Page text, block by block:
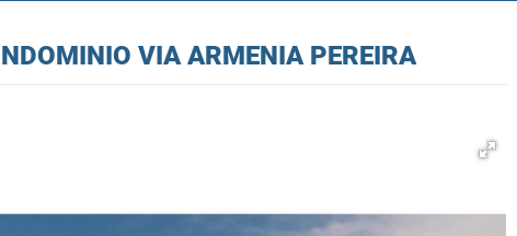
VIA ARMENIA PEREIRA